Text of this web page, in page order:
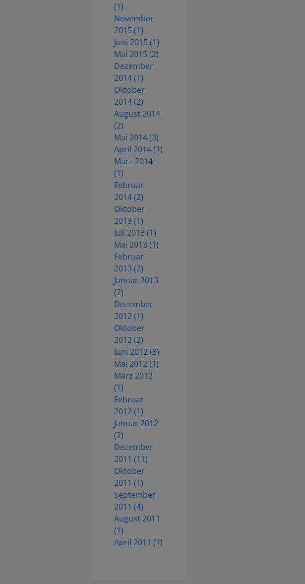
(1)
November
2015 (1)
Juni 2015 (1)
Mai 2015 (2)
Dezember
2014 (1)
Oktober
2014 (2)
August 2014
(2)
Mai 2014 (3)
April 2014 (1)
März 2014
(1)
Februar
2014 (2)
Oktober
2013 (1)
Juli 2013 (1)
Mai 2013 (1)
Februar
2013 (2)
Januar 2013
(2)
Dezember
2012 (1)
Oktober
2012 (2)
Juni 2012 (3)
Mai 2012 (1)
März 2012
(1)
Februar
2012 (1)
Januar 2012
(2)
Dezember
2011 (11)
Oktober
2011 (1)
September
2011 (4)
August 2011
(1)
April 2011 (1)